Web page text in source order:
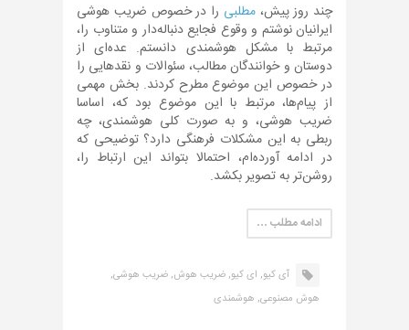
چند روز پیش،مطلبی را در خصوص ضریب هوشی
ایرانیان نوشتم و وقوع فجایع دنباله‌دار و متناوب را،
مرتبط با مشکل هوشمندی دانستم. عده‌ای از
دوستان و خوانندگان مطالب، سئوالات و نقدهایی را
در خصوص این موضوع مطرح کردند. بخش مهمی
از پیام‌ها، مرتبط با این موضوع بود که، اساسا
ضریب هوشی، و به صورت کلی هوشمندی، چه
ربطی به این مشکلات فرهنگی دارد؟ توضیحی که
در ادامه آورده‌ام، احتمالا بتواند این ارتباط را،
روشن‌تر به تصویر بکشد.
ادامه مطلب …
آی کیو, ای کیو,ضریب هوش,ضریب هوشی,
هوش مصنوعی, هوشمندی